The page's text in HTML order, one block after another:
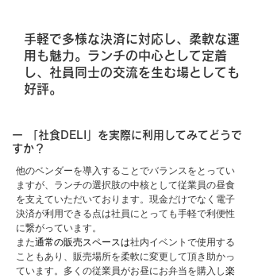
手軽で多様な決済に対応し、柔軟な運
用も魅力。ランチの中心として定着
し、社員同士の交流を生む場としても
好評。
ー 「社食DELI」を実際に利用してみてどうで
すか？
他のベンダーを導入することでバランスをとってい
ますが、ランチの選択肢の中核として従業員の昼食
を支えていただいております。現金だけでなく電子
決済が利用できる点は社員にとっても手軽で利便性
に繋がっています。
また通常の販売スペースは社内イベントで使用する
こともあり、販売場所を柔軟に変更して頂き助かっ
ています。多くの従業員がお昼にお弁当を購入し楽